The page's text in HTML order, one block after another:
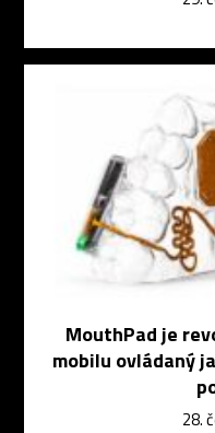
MouthPad je
mobilu ovládaný
28.